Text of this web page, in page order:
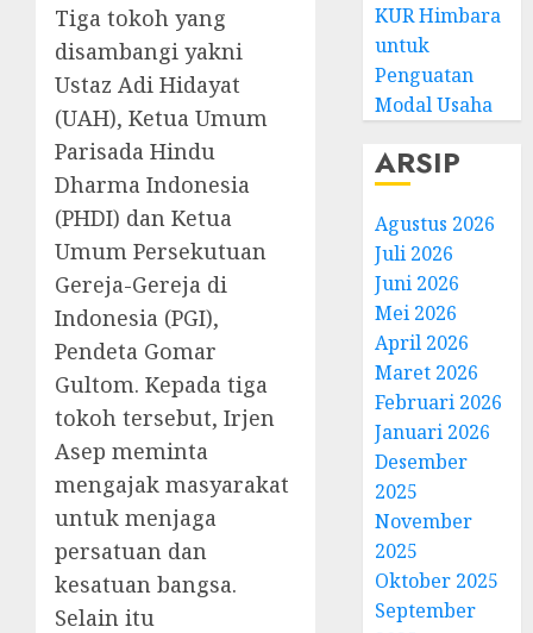
Tiga tokoh yang
disambangi yakni
Ustaz Adi Hidayat
(UAH), Ketua Umum
Parisada Hindu
Dharma Indonesia
(PHDI) dan Ketua
Umum Persekutuan
Gereja-Gereja di
Indonesia (PGI),
Pendeta Gomar
Gultom. Kepada tiga
tokoh tersebut, Irjen
Asep meminta
mengajak masyarakat
untuk menjaga
persatuan dan
kesatuan bangsa.
Selain itu
KUR Himbara
untuk
Penguatan
Modal Usaha
ARSIP
Agustus 2026
Juli 2026
Juni 2026
Mei 2026
April 2026
Maret 2026
Februari 2026
Januari 2026
Desember
2025
November
2025
Oktober 2025
September